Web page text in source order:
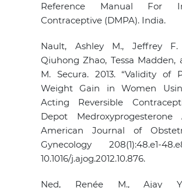
Reference Manual For
Contraceptive (DMPA). India.
Nault, Ashley M., Jeffrey F.
Qiuhong Zhao, Tessa Madden,
M. Secura. 2013. “Validity of
Weight Gain in Women
Acting Reversible
Depot Medroxyprogesterone
American Journal of
Gynecology 208(1):48.e1-
10.1016/j.ajog.2012.10.876.
Ned, Renée M., Ajay